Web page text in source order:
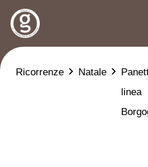
Ricorrenze Natale
linea